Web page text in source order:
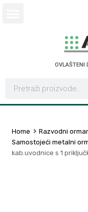
OVLAŠTENI
Home Razvodni
Samostojeći metalni
kab.uvodnice s 1